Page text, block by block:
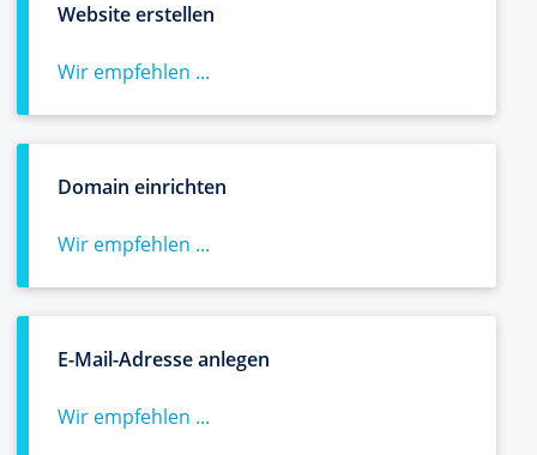
Website erstellen
Wir empfehlen ...
Domain einrichten
Wir empfehlen ...
E-Mail-Adresse anlegen
Wir empfehlen ...